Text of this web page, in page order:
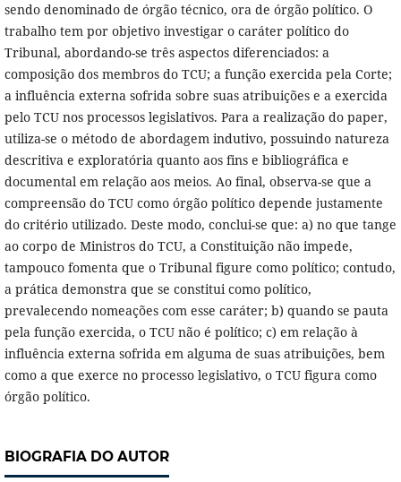
sendo denominado de órgão técnico, ora de órgão político. O
trabalho tem por objetivo investigar o caráter político do
Tribunal, abordando-se três aspectos diferenciados: a
composição dos membros do TCU; a função exercida pela Corte;
a influência externa sofrida sobre suas atribuições e a exercida
pelo TCU nos processos legislativos. Para a realização do paper,
utiliza-se o método de abordagem indutivo, possuindo natureza
descritiva e exploratória quanto aos fins e bibliográfica e
documental em relação aos meios. Ao final, observa-se que a
compreensão do TCU como órgão político depende justamente
do critério utilizado. Deste modo, conclui-se que: a) no que tange
ao corpo de Ministros do TCU, a Constituição não impede,
tampouco fomenta que o Tribunal figure como político; contudo,
a prática demonstra que se constitui como político,
prevalecendo nomeações com esse caráter; b) quando se pauta
pela função exercida, o TCU não é político; c) em relação à
influência externa sofrida em alguma de suas atribuições, bem
como a que exerce no processo legislativo, o TCU figura como
órgão político.
BIOGRAFIA DO AUTOR